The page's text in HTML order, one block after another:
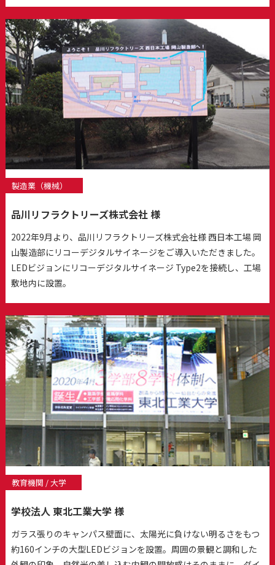
製造業（機械）
品川リフラクトリーズ株式会社 様
2022年9月より、品川リフラクトリーズ株式会社様 西日本工場 岡
山製造部にリコーデジタルサイネージをご導入いただきました。
LEDビジョンにリコーデジタルサイネージ Type2を接続し、工場
敷地内に設置。
教育機関 / 大学
学校法人 東北工業大学 様
ガラス張りのキャンパス壁面に、太陽光に負けない明るさをもつ
約160インチの大型LEDビジョンを設置。周囲の景観と調和した